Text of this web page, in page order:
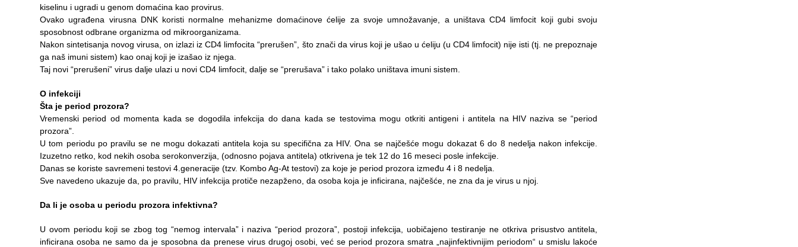
kiselinu i ugradi u genom domaćina kao provirus.
Ovako ugrađena virusna DNK koristi normalne mehanizme domaćinove ćelije za svoje umnožavanje, a uništava CD4 limfocit koji gubi svoju
sposobnost odbrane organizma od mikroorganizama.
Nakon sintetisanja novog virusa, on izlazi iz CD4 limfocita “prerušen”, što znači da virus koji je ušao u ćeliju (u CD4 limfocit) nije isti (tj. ne prepoznaje
ga naš imuni sistem) kao onaj koji je izašao iz njega.
Taj novi “prerušeni” virus dalje ulazi u novi CD4 limfocit, dalje se “prerušava” i tako polako uništava imuni sistem.
O infekciji
Šta je period prozora?
Vremenski period od momenta kada se dogodila infekcija do dana kada se testovima mogu otkriti antigeni i antitela na HIV naziva se “period
prozora”.
U tom periodu po pravilu se ne mogu dokazati antitela koja su specifična za HIV. Ona se najčešće mogu dokazat 6 do 8 nedelja nakon infekcije.
Izuzetno retko, kod nekih osoba serokonverzija, (odnosno pojava antitela) otkrivena je tek 12 do 16 meseci posle infekcije.
Danas se koriste savremeni testovi 4.generacije (tzv. Kombo Ag-At testovi) za koje je period prozora između 4 i 8 nedelja.
Sve navedeno ukazuje da, po pravilu, HIV infekcija protiče nezapženo, da osoba koja je inficirana, najčešće, ne zna da je virus u njoj.
Da li je osoba u periodu prozora infektivna?
U ovom periodu koji se zbog tog “nemog intervala” i naziva “period prozora”, postoji infekcija, uobičajeno testiranje ne otkriva prisustvo antitela,
inficirana osoba ne samo da je sposobna da prenese virus drugoj osobi, već se period prozora smatra „najinfektivnijim periodom“ u smislu lakoće
EDUKATIVNI
MATERIJAL